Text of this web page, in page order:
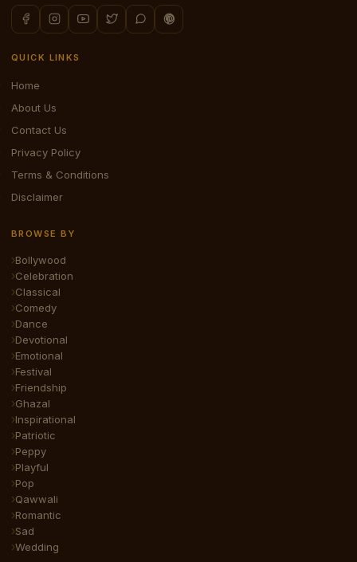
QUICK LINKS
Home
About Us
Contact Us
Privacy Policy
Terms & Conditions
Disclaimer
BROWSE BY
Bollywood
Celebration
Classical
Comedy
Dance
Devotional
Emotional
Festival
Friendship
Ghazal
Inspirational
Patriotic
Peppy
Playful
Pop
Qawwali
Romantic
Sad
Wedding